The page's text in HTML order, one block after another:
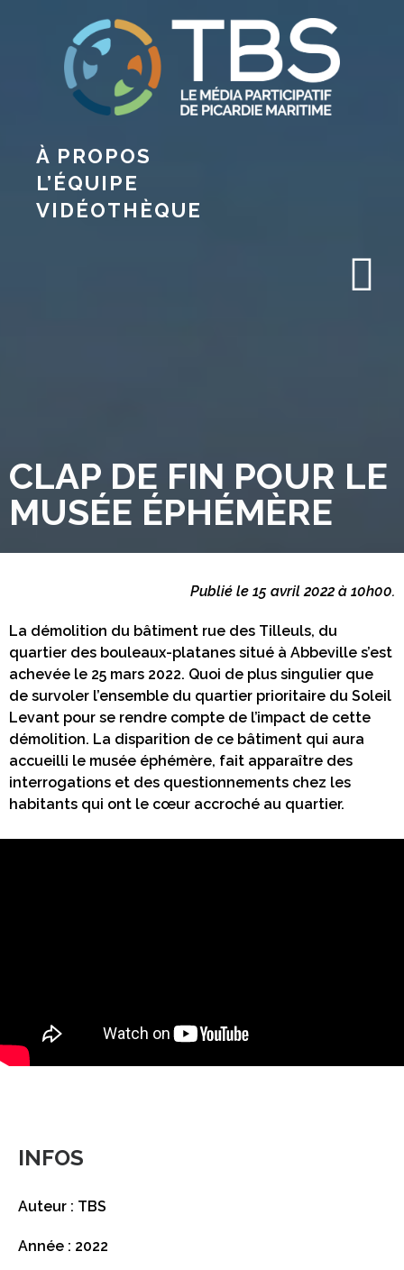
À PROPOS
L’ÉQUIPE
VIDÉOTHÈQUE
CLAP DE FIN POUR LE
MUSÉE ÉPHÉMÈRE
Publié le 15 avril 2022 à 10h00.
La démolition du bâtiment rue des Tilleuls, du
quartier des bouleaux-platanes situé à Abbeville s’est
achevée le 25 mars 2022. Quoi de plus singulier que
de survoler l’ensemble du quartier prioritaire du Soleil
Levant pour se rendre compte de l’impact de cette
démolition. La disparition de ce bâtiment qui aura
accueilli le musée éphémère, fait apparaître des
interrogations et des questionnements chez les
habitants qui ont le cœur accroché au quartier.
INFOS
Auteur : TBS
Année : 2022